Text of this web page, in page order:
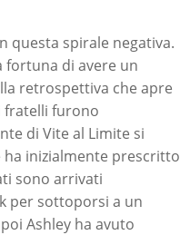
questa spirale negativa.
fortuna di avere un
retrospettiva che apre
fratelli furono
di Vite al Limite si
inizialmente prescritto
sono arrivati
per sottoporsi a un
Ashley ha avuto